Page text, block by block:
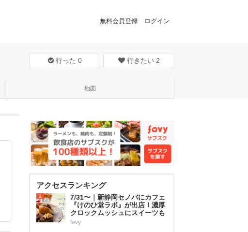
無料会員登録 ログイン
行った 0 行きたい 2
地図
アクセスランキング
1
7/31〜｜新静岡セノバにカフェ
『けのひ堂ラボ』が出店！濃厚
クロックムッシュにスイーツも
favy